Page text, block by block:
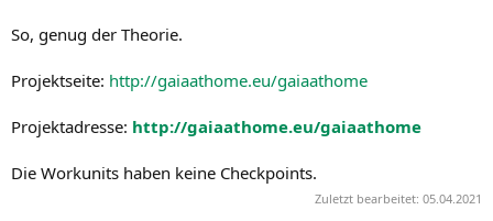
So, genug der Theorie.
Projektseite: http://gaiaathome.eu/gaiaathome
Projektadresse: http://gaiaathome.eu/gaiaathome
Die Workunits haben keine Checkpoints.
Zuletzt bearbeitet: 05.04.2021